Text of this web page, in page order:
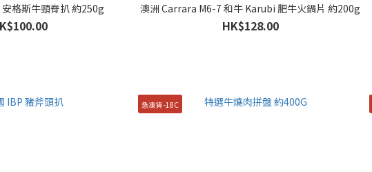
格斯牛頸脊扒 約250g 澳洲 Carrara M6-7 和牛 Karubi 肥牛火鍋片 約200g
HK$128.00
急凍貨 -18C